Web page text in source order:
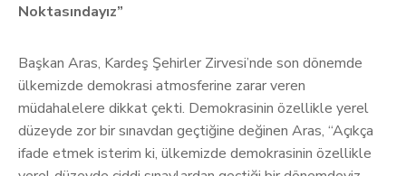
Noktasındayız”
Başkan Aras, Kardeş Şehirler Zirvesi’nde son dönemde
ülkemizde demokrasi atmosferine zarar veren
müdahalelere dikkat çekti. Demokrasinin özellikle yerel
düzeyde zor bir sınavdan geçtiğine değinen Aras, “Açıkça
ifade etmek isterim ki, ülkemizde demokrasinin özellikle